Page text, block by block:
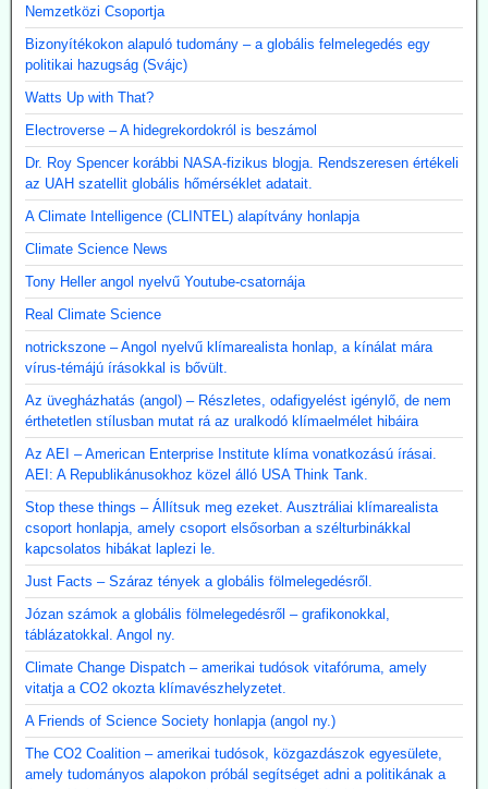
Nemzetközi Csoportja
Bizonyítékokon alapuló tudomány – a globális felmelegedés egy
politikai hazugság (Svájc)
Watts Up with That?
Electroverse – A hidegrekordokról is beszámol
Dr. Roy Spencer korábbi NASA-fizikus blogja. Rendszeresen értékeli
az UAH szatellit globális hőmérséklet adatait.
A Climate Intelligence (CLINTEL) alapítvány honlapja
Climate Science News
Tony Heller angol nyelvű Youtube-csatornája
Real Climate Science
notrickszone – Angol nyelvű klímarealista honlap, a kínálat mára
vírus-témájú írásokkal is bővült.
Az üvegházhatás (angol) – Részletes, odafigyelést igénylő, de nem
érthetetlen stílusban mutat rá az uralkodó klímaelmélet hibáira
Az AEI – American Enterprise Institute klíma vonatkozású írásai.
AEI: A Republikánusokhoz közel álló USA Think Tank.
Stop these things – Állítsuk meg ezeket. Ausztráliai klímarealista
csoport honlapja, amely csoport elsősorban a szélturbinákkal
kapcsolatos hibákat laplezi le.
Just Facts – Száraz tények a globális fölmelegedésről.
Józan számok a globális fölmelegedésről – grafikonokkal,
táblázatokkal. Angol ny.
Climate Change Dispatch – amerikai tudósok vitafóruma, amely
vitatja a CO2 okozta klímavészhelyzetet.
A Friends of Science Society honlapja (angol ny.)
The CO2 Coalition – amerikai tudósok, közgazdászok egyesülete,
amely tudományos alapokon próbál segítséget adni a politikának a